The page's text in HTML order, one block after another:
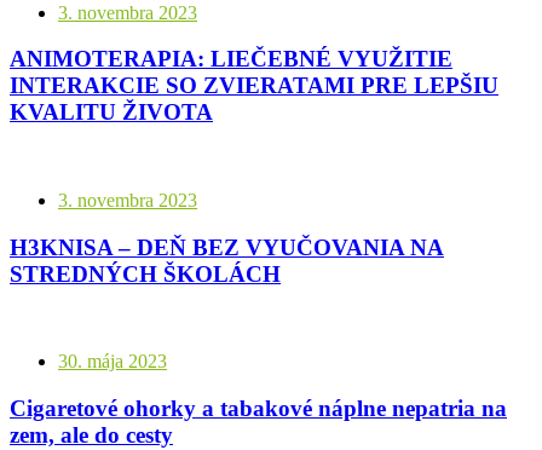
3. novembra 2023
ANIMOTERAPIA: LIEČEBNÉ VYUŽITIE
INTERAKCIE SO ZVIERATAMI PRE LEPŠIU
KVALITU ŽIVOTA
3. novembra 2023
H3KNISA – DEŇ BEZ VYUČOVANIA NA
STREDNÝCH ŠKOLÁCH
30. mája 2023
Cigaretové ohorky a tabakové náplne nepatria na
zem, ale do cesty